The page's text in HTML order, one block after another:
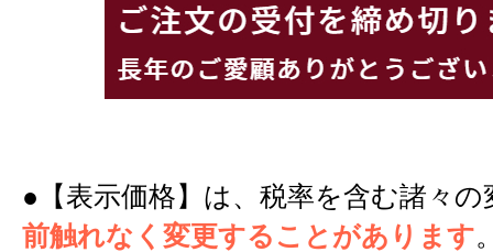
●【表示価格】は、税率を含む諸々
前触れなく変更することがあります